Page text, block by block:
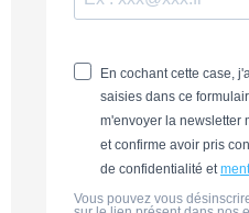
En cochant cette case,
saisies dans ce
m'envoyer la newsletter
et confirme avoir pris
de confidentialité et
Vous pouvez vous